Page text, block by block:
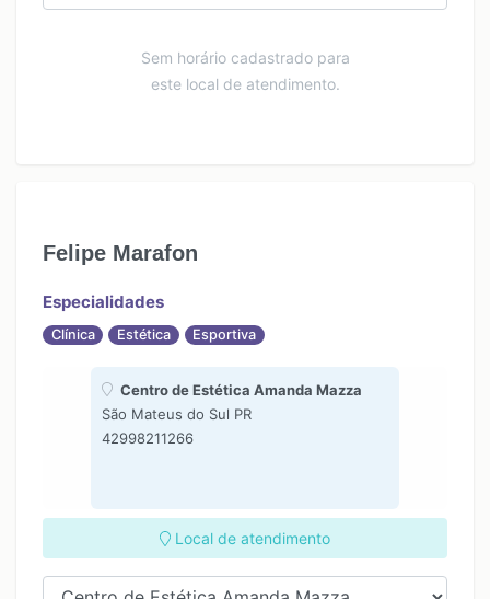
Sem horário cadastrado para
este local de atendimento.
Felipe Marafon
Especialidades
Clínica Estética Esportiva
Centro de Estética Amanda Mazza
São Mateus do Sul PR
42998211266
Local de atendimento